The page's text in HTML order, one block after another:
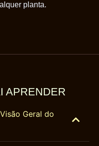
planta.
APRENDER
Geral do